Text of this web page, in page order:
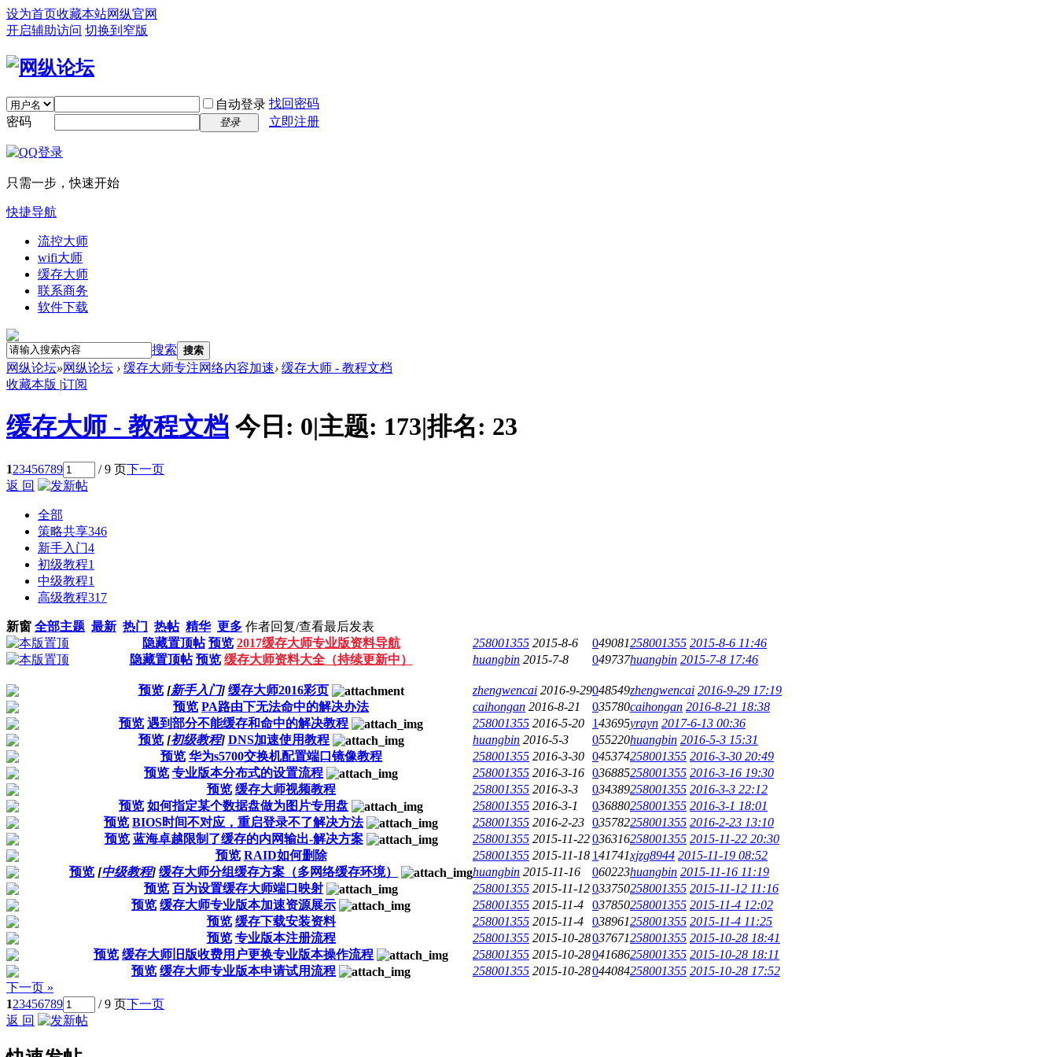
设为首页收藏本站网纵官网
开启辅助访问 切换到窄版
自动登录 找回密码
密码
登录 立即注册
只需一步，快速开始
快捷导航
流控大师
wifi大师
缓存大师
联系商务
软件下载
搜索 搜索
网纵论坛»网纵论坛 › 缓存大师专注网络内容加速› 缓存大师 - 教程文档
收藏本版 |订阅
缓存大师 - 教程文档 今日: 0|主题: 173|排名: 23
123456789 / 9 页下一页
返 回
全部
策略共享346
新手入门4
初级教程1
中级教程1
高级教程317
新窗 全部主题 最新 热门 热帖 精华 更多 作者回复/查看最后发表
隐藏置顶帖 预览 2017缓存大师专业版资料导航 258001355 2015-8-6 049081258001355 2015-8-6 11:46
隐藏置顶帖 预览 缓存大师资料大全（持续更新中） huangbin 2015-7-8 049737huangbin 2015-7-8 17:46
预览 [新手入门] 缓存大师2016彩页 zhengwencai 2016-9-29048549zhengwencai 2016-9-29 17:19
预览 PA路由下无法命中的解决办法 caihongan 2016-8-21 035780caihongan 2016-8-21 18:38
预览 遇到部分不能缓存和命中的解决教程 258001355 2016-5-20 143695yrayn 2017-6-13 00:36
预览 [初级教程] DNS加速使用教程 huangbin 2016-5-3 055220huangbin 2016-5-3 15:31
预览 华为s5700交换机配置端口镜像教程 258001355 2016-3-30 045374258001355 2016-3-30 20:49
预览 专业版本分布式的设置流程 258001355 2016-3-16 036885258001355 2016-3-16 19:30
预览 缓存大师视频教程 258001355 2016-3-3 034389258001355 2016-3-3 22:12
预览 如何指定某个数据盘做为图片专用盘 258001355 2016-3-1 036880258001355 2016-3-1 18:01
预览 BIOS时间不对应，重启登录不了解决方法 258001355 2016-2-23 035782258001355 2016-2-23 13:10
预览 蓝海卓越限制了缓存的内网输出-解决方案 258001355 2015-11-22036316258001355 2015-11-22 20:30
预览 RAID如何删除 258001355 2015-11-18 141741xjzg8944 2015-11-19 08:52
预览 [中级教程] 缓存大师分组缓存方案（多网络缓存环境） huangbin 2015-11-16 060223huangbin 2015-11-16 11:19
预览 百为设置缓存大师端口映射 258001355 2015-11-12033750258001355 2015-11-12 11:16
预览 缓存大师专业版本加速资源展示 258001355 2015-11-4 037850258001355 2015-11-4 12:02
预览 缓存下载安装资料 258001355 2015-11-4 038961258001355 2015-11-4 11:25
预览 专业版本注册流程 258001355 2015-10-28037671258001355 2015-10-28 18:41
预览 缓存大师旧版收费用户更换专业版本操作流程 258001355 2015-10-28041686258001355 2015-10-28 18:11
预览 缓存大师专业版本申请试用流程 258001355 2015-10-28044084258001355 2015-10-28 17:52
下一页 »
123456789 / 9 页下一页
返 回